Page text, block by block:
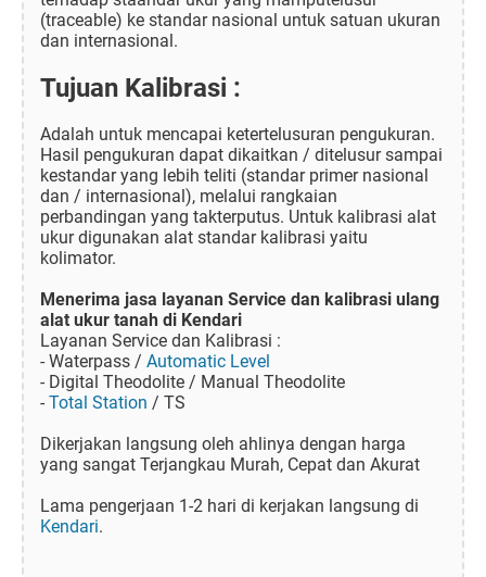
(traceable) ke standar nasional untuk satuan ukuran
dan internasional.
Tujuan Kalibrasi :
Adalah untuk mencapai ketertelusuran pengukuran.
Hasil pengukuran dapat dikaitkan / ditelusur sampai
kestandar yang lebih teliti (standar primer nasional
dan / internasional), melalui rangkaian
perbandingan yang takterputus. Untuk kalibrasi alat
ukur digunakan alat standar kalibrasi yaitu
kolimator.
Menerima jasa layanan Service dan kalibrasi ulang
alat ukur tanah di Kendari
Layanan Service dan Kalibrasi :
- Waterpass / Automatic Level
- Digital Theodolite / Manual Theodolite
- Total Station / TS
Dikerjakan langsung oleh ahlinya dengan harga
yang sangat Terjangkau Murah, Cepat dan Akurat
Lama pengerjaan 1-2 hari di kerjakan langsung di
Kendari.